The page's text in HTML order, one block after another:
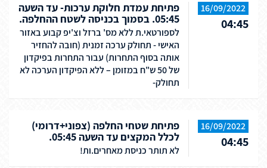
16/09/2022
04:45
פתיחת עמדת חלוקת ערכות- עד השעה
05:45. בסמוך בכניסה לשטח ההחלפה.
לספורטאי.ת ללא מס' ברזל וצ'יפ קבוע באזור
האישי - תחולק ערכה זמנית (חובה להחזיר
אותה בסוף התחרות) עבור התחרות בפיקדון
של 50 ש"ח במזומן – ללא הפיקדון הערכה לא
תחולק-
16/09/2022
04:45
פתיחת שטחי החלפה (צפוני+דרומי)
לכלל המקצים עד השעה 05:45.
לא תותר כניסת מאחרים.ות!